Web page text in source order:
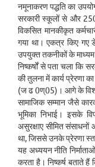
नमूनाकरण पद्धति का
सरकारी स्कूलों से और 250
विकसित मानकीकृत
गया था। एकत्र किए
उपयुक्त तकनीकों के
निष्कर्षों से पता चला कि
की तुलना में कार्य प्रेरणा
(ज ढ 0ण्05)। आगे के
सामाजिक सम्मान जैसे
भूमिका निभाई। इसके
असुरक्षाए सीमित
था, जिससे उनके प्रेरणा
यह अध्ययन नीति
करता है। निष्कर्ष बताते